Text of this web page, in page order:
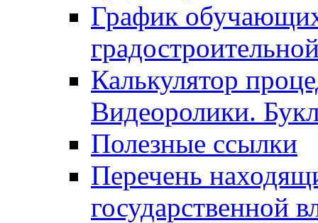
График
Калькулятор
Видеоролики.
Полезные ссылки
Перечень
государственной